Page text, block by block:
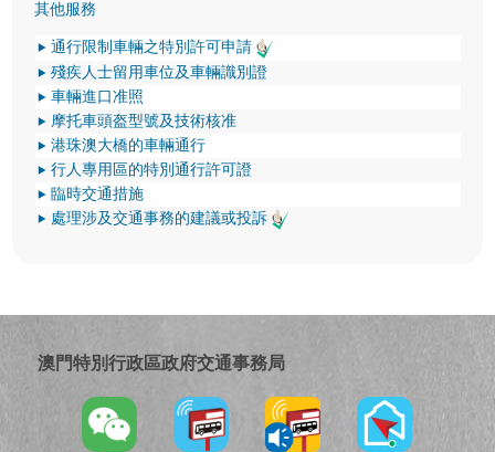
其他服務
通行限制車輛之特別許可申請
殘疾人士留用車位及車輛識別證
車輛進口准照
摩托車頭盔型號及技術核准
港珠澳大橋的車輛通行
行人專用區的特別通行許可證
臨時交通措施
處理涉及交通事務的建議或投訴
澳門特別行政區政府交通事務局